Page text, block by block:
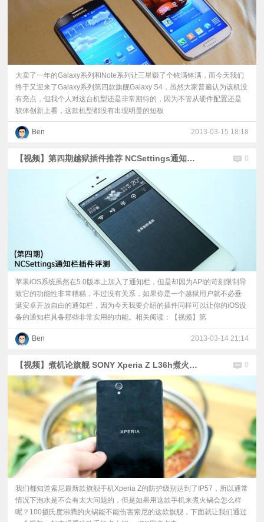
大卖了一年的Galaxy系列和Note系列让三星赚了个铱满钵满，而今天我们
终于又迎来了Galaxy系列第四款旗舰Galaxy S4，虽然大家普遍认为该机没
有亮点，但我个人对这台机型还是非常期待的，因为不管从硬件配置还是
软体创新上看，这款机型都没有出现明显的短板
Ben 2013-03-15 18:18
【视频】第四期越狱插件推荐 NCSettings通知栏插件评测 0
苹果iOS系统虽然在5.0版本上加入了通知栏，但是却因为API的苛刻限制导
致它的功能性非常糟糕，不过没有关系，如果你是一个越狱用户就不必垂
涎安卓开放自由的通知栏，因为今天我要介绍的插件同样可以让你的iOS设
备的通知栏具备那些非常实用的功能。相关阅读：【视频】第
Ben 2013-03-14 21:14
【视频】煮机论旗舰 SONY Xperia Z L36h煮火锅测试 0
我们都知道索尼最新款旗舰手机Xperia Z的防护级别达到了IP57，所以通常
情况下泡水是不会有太大问题的，但是如果用这款手机来煮火锅会怎么样
呢？100摄氏度沸腾的火锅能不能伤害索尼的这款旗舰，下面就让我们通过